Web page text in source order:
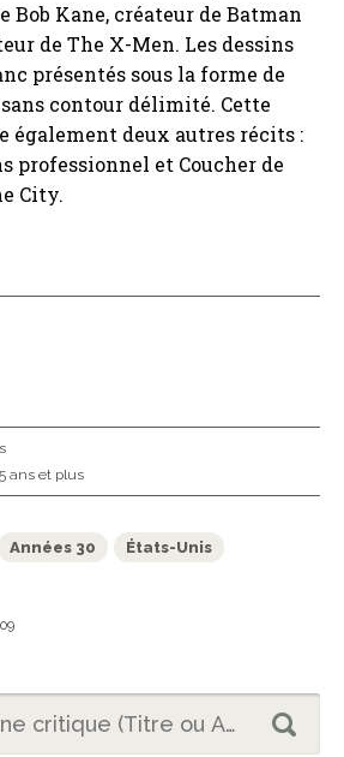
Bob Kane, créateur de Batman
de The X-Men. Les dessins
présentés sous la forme de
contour délimité. Cette
également deux autres récits :
professionnel et Coucher de
City.
ans et plus
Années 30 États-Unis